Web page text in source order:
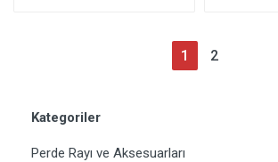
Kategoriler
Perde Rayı ve Aksesuarları
1 2